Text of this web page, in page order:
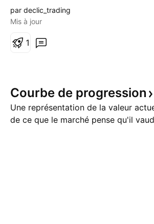
US majeurs, le SP500 et le
Nasdaq. Après avoir consolidé
résistance majeure de 50200, le
convaincant. Tous les repli
par declic_trading
Mis à jour
1
Courbe de progression
Une représentation de la valeur
de ce que le marché pense qu'il